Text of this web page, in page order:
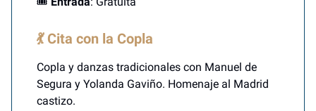
💃 Cita con la Copla
Copla y danzas tradicionales con Manuel de
Segura y Yolanda Gaviño. Homenaje al Madrid
castizo.